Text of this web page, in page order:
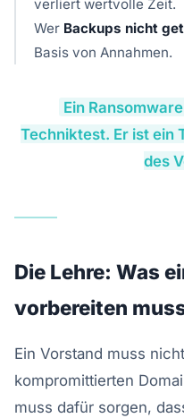
verliert wertvolle Zeit.
Wer Backups nicht
Basis von Annahmen.
Ein
Techniktest. Er ist ein
des
Die Lehre: Was
vorbereiten
Ein Vorstand muss
kompromittierten
muss dafür sorgen,